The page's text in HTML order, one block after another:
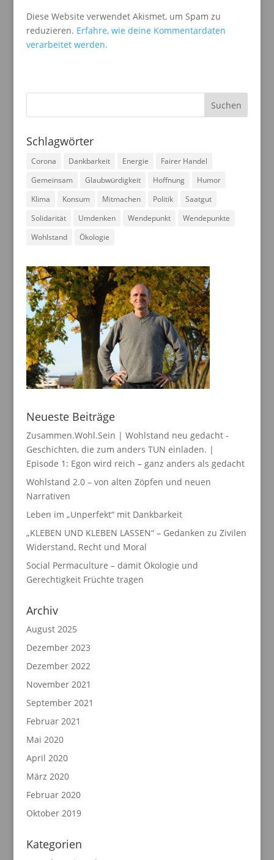
Diese Website verwendet Akismet, um Spam zu
reduzieren. Erfahre, wie deine Kommentardaten
verarbeitet werden.
Schlagwörter
Corona Dankbarkeit Energie
Fairer Handel
Gemeinsam
Glaubwürdigkeit Hoffnung
Humor
Klima
Konsum Mitmachen Politik
Saatgut
Solidarität
Umdenken Wendepunkt
Wendepunkte
Wohlstand
Ökologie
Neueste Beiträge
Zusammen.Wohl.Sein | Wohlstand neu gedacht -
Geschichten, die zum anders TUN einladen. |
Episode 1: Egon wird reich – ganz anders als gedacht
Wohlstand 2.0 – von alten Zöpfen und neuen
Narrativen
Leben im „Unperfekt“ mit Dankbarkeit
„KLEBEN UND KLEBEN LASSEN“ – Gedanken zu Zivilen
Widerstand, Recht und Moral
Social Permaculture – damit Ökologie und
Gerechtigkeit Früchte tragen
Archiv
August 2025
Dezember 2023
Dezember 2022
November 2021
September 2021
Februar 2021
Mai 2020
April 2020
März 2020
Februar 2020
Oktober 2019
Kategorien